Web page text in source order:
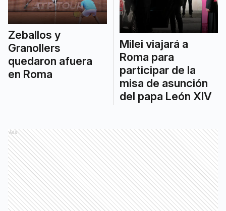
Zeballos y
Granollers
quedaron afuera
en Roma
Milei viajará a
Roma para
participar de la
misa de asunción
del papa León XIV
Ads